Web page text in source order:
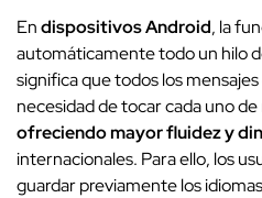
Endispositivos Android, la
automáticamente todo un hilo
significa que todos los
necesidad de tocar cada uno
ofreciendo mayor fluidez y
internacionales. Para ello, los
guardar previamente los